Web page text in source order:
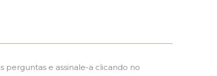
perguntas e assinale-a clicando no